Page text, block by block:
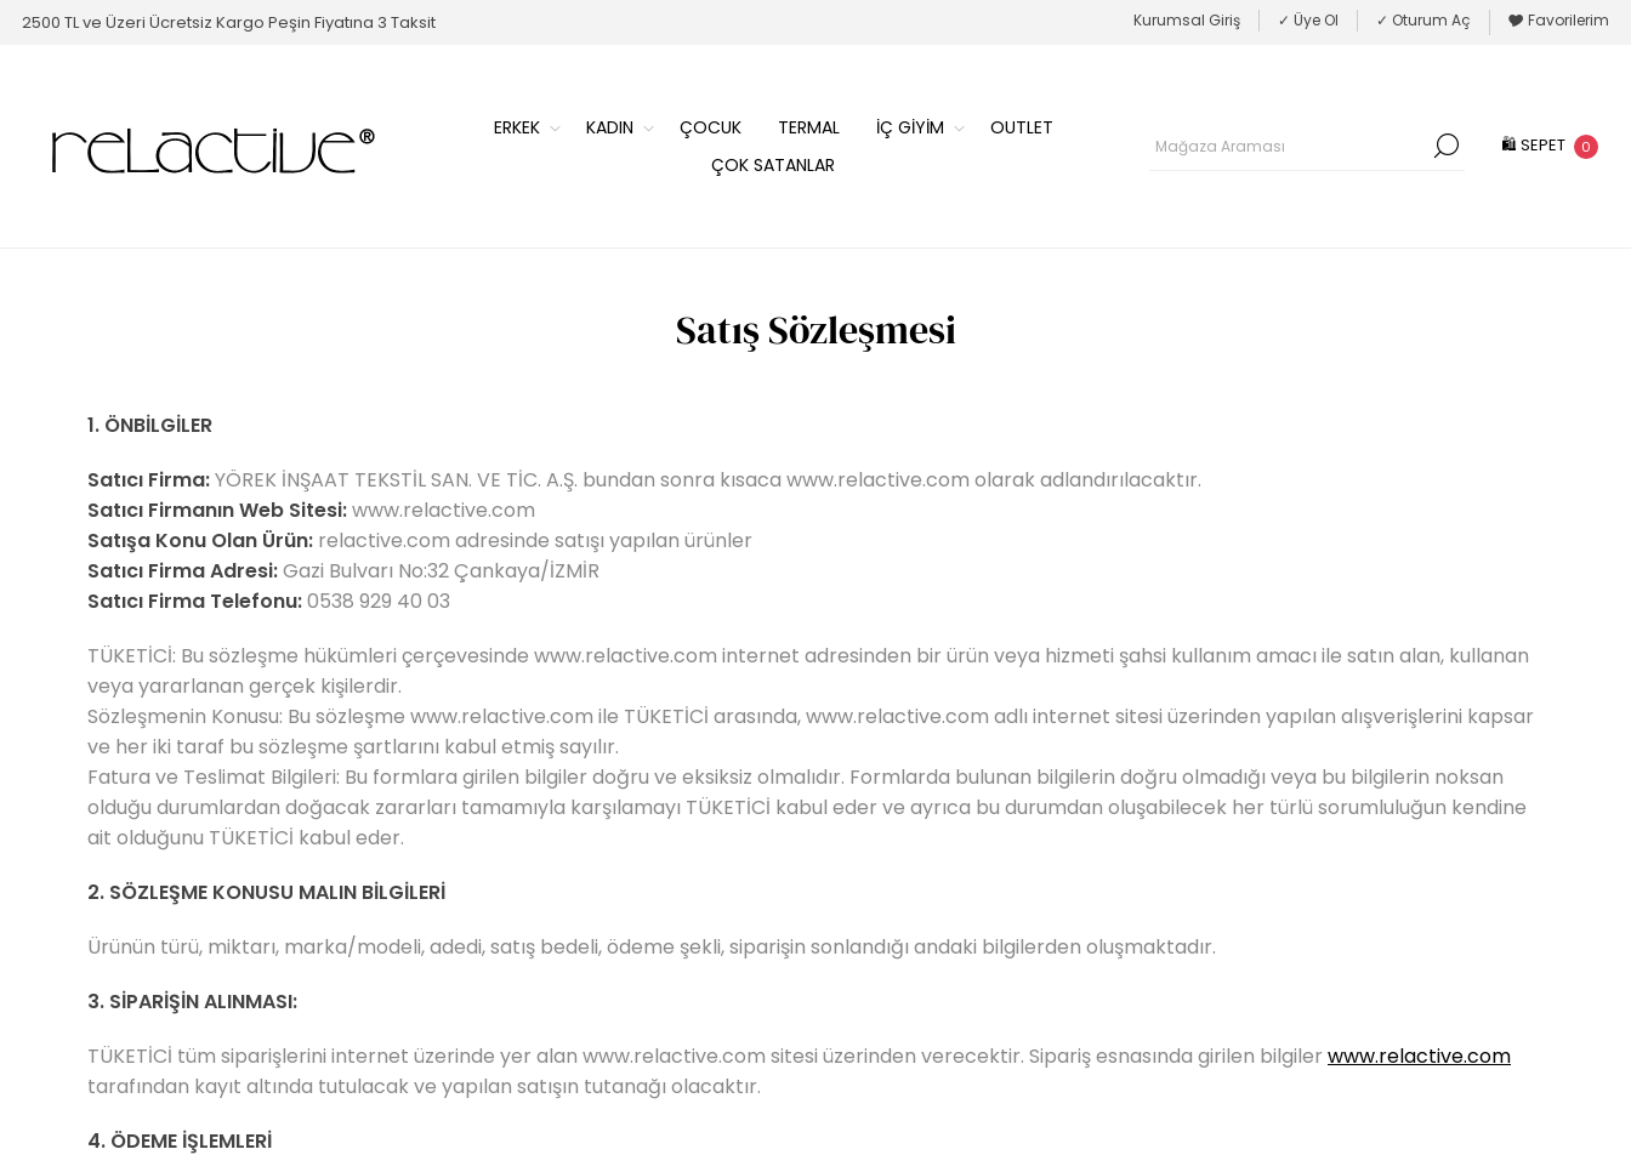
2500 TL ve Üzeri Ücretsiz Kargo Peşin Fiyatına 3 Taksit Kurumsal Giriş ✓ Üye Ol ✓ Oturum Aç 🎔 Favorilerim
ERKEK KADIN ÇOCUK TERMAL İÇ GİYİM
OUTLET
ÇOK SATANLAR
🛍 SEPET 0
Satış Sözleşmesi
1. ÖNBİLGİLER
Satıcı Firma:YÖREK İNŞAAT TEKSTİL SAN. VE TİC. A.Ş. bundan sonra kısaca www.relactive.com olarak adlandırılacaktır.
Satıcı Firmanın Web Sitesi:www.relactive.com
Satışa Konu Olan Ürün: relactive.com adresinde satışı yapılan ürünler
Satıcı Firma Adresi:Gazi Bulvarı No:32 Çankaya/İZMİR
Satıcı Firma Telefonu:0538 929 40 03
TÜKETİCİ: Bu sözleşme hükümleri çerçevesinde www.relactive.com internet adresinden bir ürün veya hizmeti şahsi kullanım amacı ile satın alan, kullanan
veya yararlanan gerçek kişilerdir.
Sözleşmenin Konusu: Bu sözleşme www.relactive.com ile TÜKETİCİ arasında,www.relactive.com adlı internet sitesi üzerinden yapılan alışverişlerini kapsar
ve her iki taraf bu sözleşme şartlarını kabul etmiş sayılır.
Fatura ve Teslimat Bilgileri: Bu formlara girilen bilgiler doğru ve eksiksiz olmalıdır. Formlarda bulunan bilgilerin doğru olmadığı veya bu bilgilerin noksan
olduğu durumlardan doğacak zararları tamamıyla karşılamayı TÜKETİCİ kabul eder ve ayrıca bu durumdan oluşabilecek her türlü sorumluluğun kendine
ait olduğunu TÜKETİCİ kabul eder.
2. SÖZLEŞME KONUSU MALIN BİLGİLERİ
Ürünün türü, miktarı, marka/modeli, adedi, satış bedeli, ödeme şekli, siparişin sonlandığı andaki bilgilerden oluşmaktadır.
3. SİPARİŞİN ALINMASI:
TÜKETİCİ tüm siparişlerini internet üzerinde yer alan www.relactive.com sitesi üzerinden verecektir. Sipariş esnasında girilen bilgiler www.relactive.com
tarafından kayıt altında tutulacak ve yapılan satışın tutanağı olacaktır.
4. ÖDEME İŞLEMLERİ